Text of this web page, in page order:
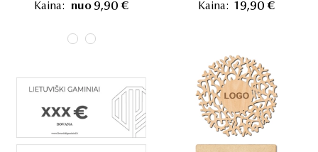
Kaina: nuo 9,90 € Kaina: 19,90 €